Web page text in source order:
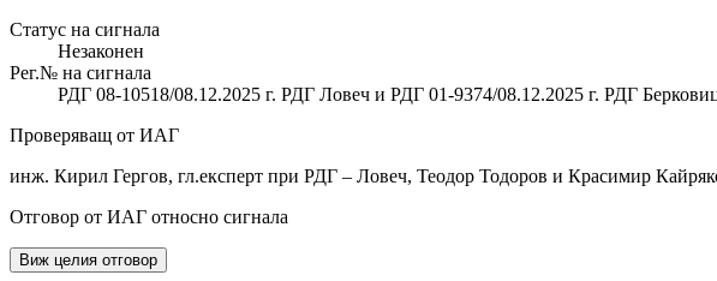
Статус на сигнала
Незаконен
Рег.№ на сигнала
РДГ 08-10518/08.12.2025 г. РДГ Ловеч и РДГ 01-9374/08.12.2025 г. РДГ
Проверяващ от ИАГ
инж. Кирил Гергов, гл.експерт при РДГ – Ловеч, Теодор Тодоров и Красимир
Отговор от ИАГ относно сигнала
Виж целия отговор